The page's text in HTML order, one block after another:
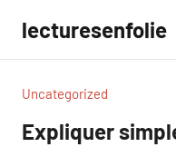
contenu
lecturesenfolie
Uncategorized
Expliquer